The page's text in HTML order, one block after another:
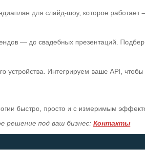
для слайд-шоу, которое работает
— до свадебных презентаций.
устройства. Интегрируем ваше API,
быстро, просто и с измеримым
решение под ваш бизнес: Контакты